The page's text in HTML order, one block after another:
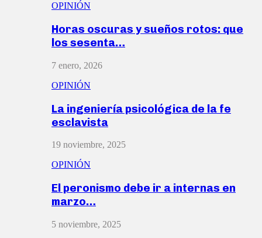
OPINIÓN
Horas oscuras y sueños rotos: que
los sesenta…
7 enero, 2026
OPINIÓN
La ingeniería psicológica de la fe
esclavista
19 noviembre, 2025
OPINIÓN
El peronismo debe ir a internas en
marzo…
5 noviembre, 2025